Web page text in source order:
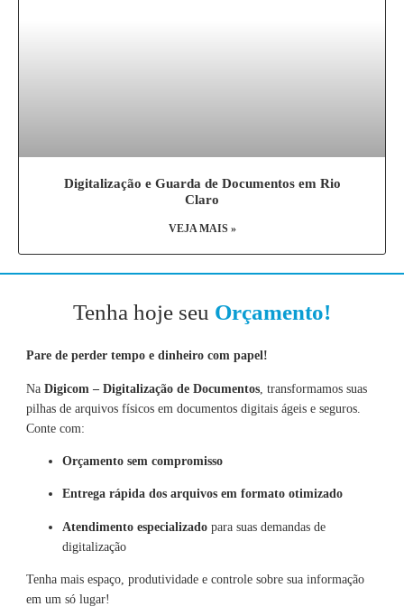
Digitalização e Guarda de Documentos em Rio
Claro
VEJA MAIS »
Tenha hoje seu Orçamento!
Pare de perder tempo e dinheiro com papel!
Na Digicom – Digitalização de Documentos, transformamos suas
pilhas de arquivos físicos em documentos digitais ágeis e seguros.
Conte com:
Orçamento sem compromisso
Entrega rápida dos arquivos em formato otimizado
Atendimento especializadopara suas demandas de
digitalização
Tenha mais espaço, produtividade e controle sobre sua informação
em um só lugar!